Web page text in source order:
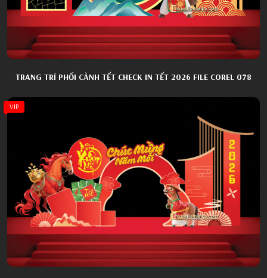
TRANG TRÍ PHỐI CẢNH TẾT CHECK IN TẾT 2026 FILE COREL 078
VIP